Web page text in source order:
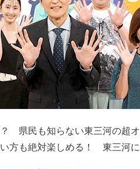
県民も知らない東三河の超オ
方も絶対楽しめる！ 東三河